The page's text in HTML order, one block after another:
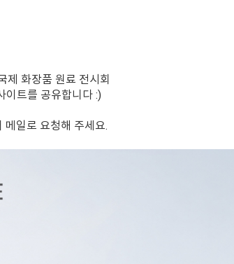
제 화장품 원료 전시회
이트를 공유합니다 :)
메일로 요청해 주세요.